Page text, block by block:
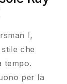
I,
che
tempo.
per la